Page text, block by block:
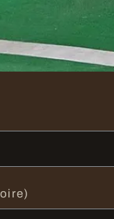
disponibilité vérifiée.
83